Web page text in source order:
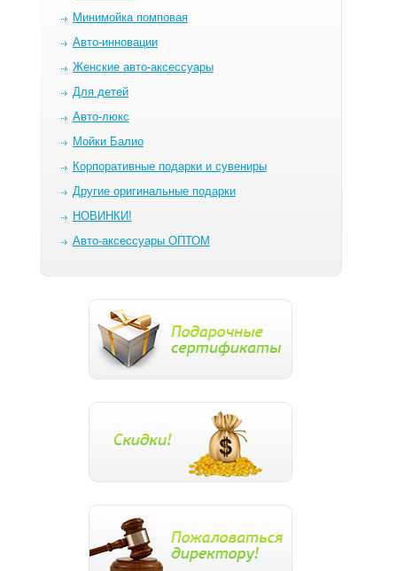
Минимойка помповая
Авто-инновации
Женские авто-аксессуары
Для детей
Авто-люкс
Мойки Балио
Корпоративные подарки и сувениры
Другие оригинальные подарки
НОВИНКИ!
Авто-аксессуары ОПТОМ